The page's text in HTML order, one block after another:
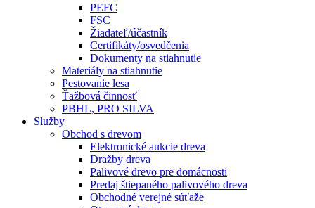
PEFC
FSC
Žiadateľ/účastník
Certifikáty/osvedčenia
Dokumenty na stiahnutie
Materiály na stiahnutie
Pestovanie lesa
Ťažbová činnosť
PBHL, PRO SILVA
Služby
Obchod s drevom
Elektronické aukcie dreva
Dražby dreva
Palivové drevo pre domácnosti
Predaj štiepaného palivového dreva
Obchodné verejné súťaže